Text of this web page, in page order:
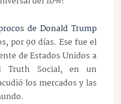
de Donald Trump
por 90 días. Ese fue el
de Estados Unidos a
Truth Social, en un
los mercados y las